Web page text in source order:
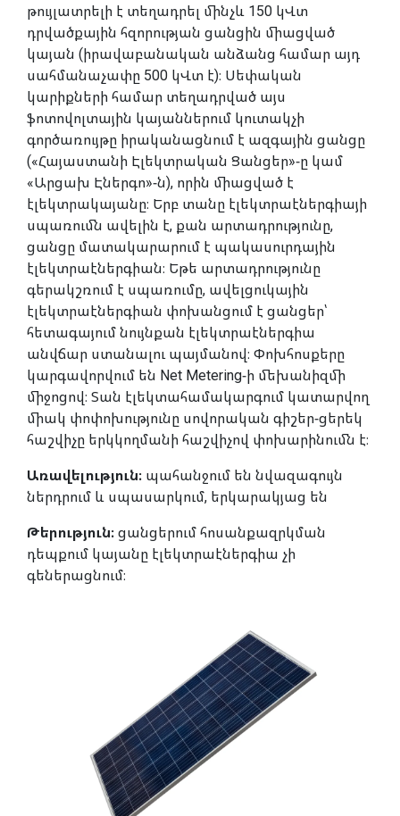
թույլատրելի է տեղադրել մինչև 150 կՎտ
դրվածքային հզորության ցանցին միացված
կայան (իրավաբանական անձանց համար այդ
սահմանաչափը 500 կՎտ է)։ Սեփական
կարիքների համար տեղադրված այս
ֆոտովոլտային կայաններում կուտակչի
գործառույթը իրականացնում է ազգային ցանցը
(«Հայաստանի Էլեկտրական Ցանցեր»-ը կամ
«Արցախ Էներգո»-ն), որին միացված է
էլեկտրակայանը։ Երբ տանը էլեկտրաէներգիայի
սպառումն ավելին է, քան արտադրությունը,
ցանցը մատակարարում է պակասուրդային
էլեկտրաէներգիան։ Եթե արտադրությունը
գերակշռում է սպառումը, ավելցուկային
էլեկտրաէներգիան փոխանցում է ցանցեր՝
հետագայում նույնքան էլեկտրաէներգիա
անվճար ստանալու պայմանով։ Փոխհոսքերը
կարգավորվում են Net Metering-ի մեխանիզմի
միջոցով։ Տան էլեկտահամակարգում կատարվող
միակ փոփոխությունը սովորական գիշեր-ցերեկ
հաշվիչը երկկողմանի հաշվիչով փոխարինումն է։
Առավելություն։ պահանջում են նվազագույն
ներդրում և սպասարկում, երկարակյաց են
Թերություն։ցանցերում հոսանքազրկման
դեպքում կայանը էլեկտրաէներգիա չի
գեներացնում։